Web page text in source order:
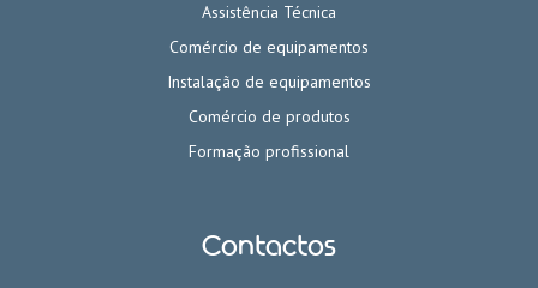
Assistência Técnica
Comércio de equipamentos
Instalação de equipamentos
Comércio de produtos
Formação profissional
Contactos